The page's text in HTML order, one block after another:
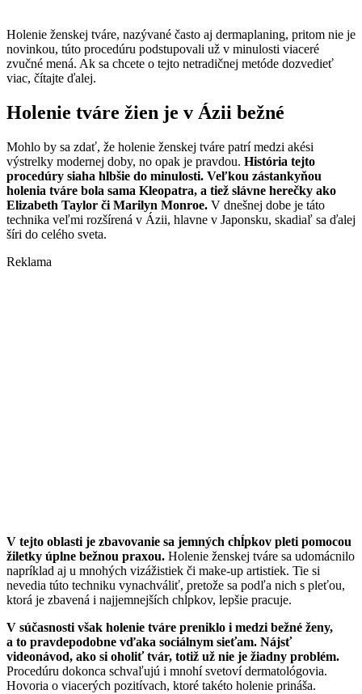
Holenie ženskej tváre, nazývané často aj dermaplaning, pritom nie je
novinkou, túto procedúru podstupovali už v minulosti viaceré
zvučné mená. Ak sa chcete o tejto netradičnej metóde dozvedieť
viac, čítajte ďalej.
Holenie tváre žien je v Ázii bežné
Mohlo by sa zdať, že holenie ženskej tváre patrí medzi akési
výstrelky modernej doby, no opak je pravdou. História tejto
procedúry siaha hlbšie do minulosti. Veľkou zástankyňou
holenia tváre bola sama Kleopatra, a tiež slávne herečky ako
Elizabeth Taylor či Marilyn Monroe. V dnešnej dobe je táto
technika veľmi rozšírená v Ázii, hlavne v Japonsku, skadiaľ sa ďalej
šíri do celého sveta.
Reklama
V tejto oblasti je zbavovanie sa jemných chĺpkov pleti pomocou
žiletky úplne bežnou praxou. Holenie ženskej tváre sa udomácnilo
napríklad aj u mnohých vizážistiek či make-up artistiek. Tie si
nevedia túto techniku vynachváliť, pretože sa podľa nich s pleťou,
ktorá je zbavená i najjemnejších chĺpkov, lepšie pracuje.
V súčasnosti však holenie tváre preniklo i medzi bežné ženy,
a to pravdepodobne vďaka sociálnym sieťam. Nájsť
videonávod, ako si oholiť tvár, totiž už nie je žiadny problém.
Procedúru dokonca schvaľujú i mnohí svetoví dermatológovia.
Hovoria o viacerých pozitívach, ktoré takéto holenie prináša.